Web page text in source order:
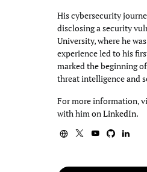
His cybersecurity
disclosing a security
University, where he
experience led to his
marked the beginning
threat intelligence and
For more information,
with him onLinkedIn.